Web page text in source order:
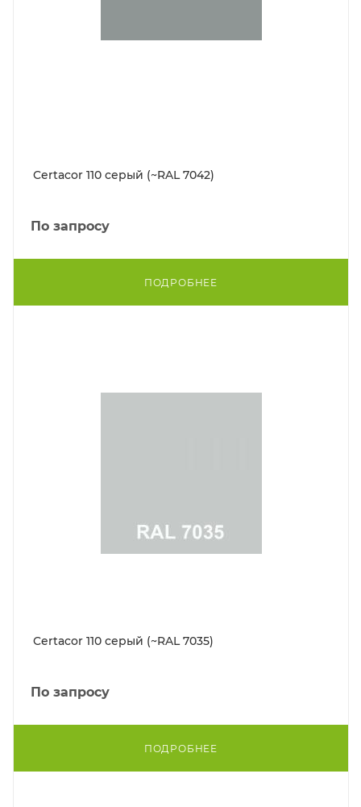
Certacor 110 серый (~RAL 7042)
По запросу
ПОДРОБНЕЕ
Certacor 110 серый (~RAL 7035)
По запросу
ПОДРОБНЕЕ